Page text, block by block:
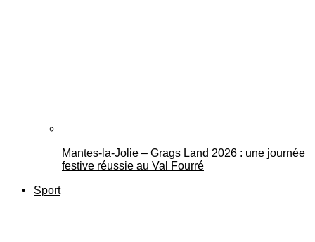
Mantes-la-Jolie – Grags Land 2026 : une journée
festive réussie au Val Fourré
Sport